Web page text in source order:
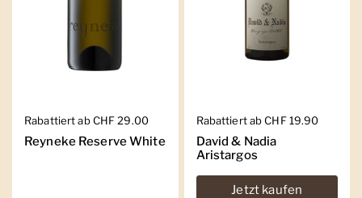
Regulärer Preis
Rabattiert ab CHF 29.00
Reyneke Reserve White
Regulärer Preis
Rabattiert ab CHF 19.90
David & Nadia
Aristargos
Jetzt kaufen